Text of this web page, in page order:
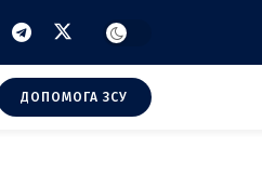
ДОПОМОГА ЗСУ